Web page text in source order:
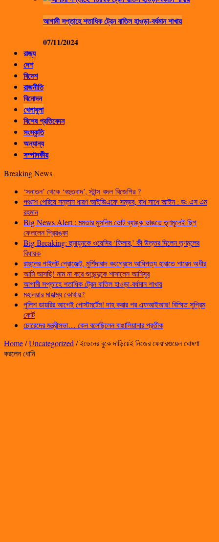
আগামী সপ্তাহে শতাধিক ট্রেন বাতিল হাওড়া-বর্ধমান শাখায়
07/11/2024
রাজ্য
দেশ
বিদেশ
রাজনীতি
বিনোদন
খেলাধুলা
বিশেষ প্রতিবেদন
সংস্কৃতি
অন্যান্য
সম্পাদকীয়
Breaking News
‘সনাতন’ থেকে ‘বহুতবাদ’, স্টান্স বদল বিজেপির ?
পঞ্চাশ পেরিয়ে সন্তান ধারণ আইভিএফে সম্ভব, বাধ সাধে আইন : ডঃ এস এম
রহমান
Big News Alert : মমতার মুসলিম ভোট ব্যাঙ্ক ভাঙতে তৃণমূলেই ছিপ
ফেললেন প্রিয়ঙ্কা
Big Breaking: হুমায়ুনকে ওয়েসির ‘ফিলার,’ কী উত্তর দিলেন তৃণমূলের
বিধায়ক
রাহুলের পাইলট প্রোজেক্ট, মুর্শিদাবাদ কংগ্রেসে আধিপত্য হারাতে পারেন অধীর
আমি আসছি! নাম না করে শুভেন্দুকে শাসালেন আনিসুর
আগামী সপ্তাহে শতাধিক ট্রেন বাতিল হাওড়া-বর্ধমান শাখায়
মহালয়ার মাহাত্ম্য কোথায়?
পুলিশ ডায়রির আগেই পোস্টমর্টেম! দাহ করার পর এফআইআর! বিস্মিত সুপ্রিম
কোর্ট
চোরেদের মন্ত্রীসভা… কেন বলেছিলেন বাঙালিয়ানার প্রতীক
Home/Uncategorized /ইডেনের বুকে দাড়িয়েই নিজের ফেয়ারওয়েল ঘোষণা
করলেন ধোনি